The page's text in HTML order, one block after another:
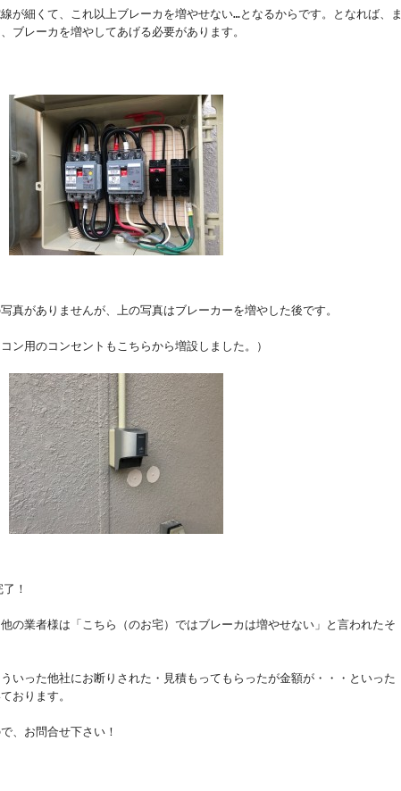
が細くて、これ以上ブレーカを増やせない…となるからです。となれば、ま
ブレーカを増やしてあげる必要があります。
真がありませんが、上の写真はブレーカーを増やした後です。
ン用のコンセントもこちらから増設しました。）
！
の業者様は「こちら（のお宅）ではブレーカは増やせない」と言われたそ
いった他社にお断りされた・見積もってもらったが金額が・・・といった
おります。
、お問合せ下さい！